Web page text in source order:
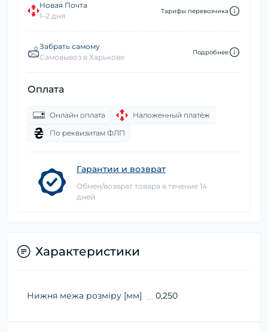
Новая Почта
1–2 дня
Тарифы перевозчика
Забрать самому
Самовывоз в Харькове
Подробнее
Оплата
Онлайн оплата
Наложенный платёж
По реквизитам ФЛП
Гарантии и возврат
Обмен/возврат товара в течение 14
дней
Характеристики
Нижня межа розміру [мм] 0,250